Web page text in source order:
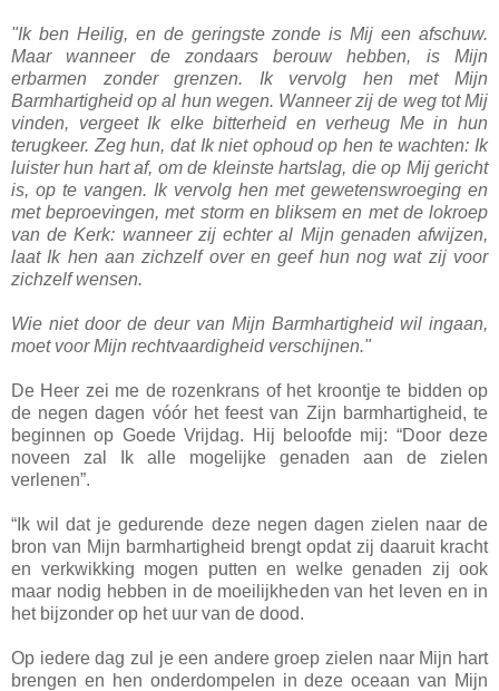
"Ik ben Heilig, en de geringste zonde is Mij een afschuw.
Maar wanneer de zondaars berouw hebben, is Mijn
erbarmen zonder grenzen. Ik vervolg hen met Mijn
Barmhartigheid op al hun wegen. Wanneer zij de weg tot Mij
vinden, vergeet Ik elke bitterheid en verheug Me in hun
terugkeer. Zeg hun, dat Ik niet ophoud op hen te wachten: Ik
luister hun hart af, om de kleinste hartslag, die op Mij gericht
is, op te vangen. Ik vervolg hen met gewetenswroeging en
met beproevingen, met storm en bliksem en met de lokroep
van de Kerk: wanneer zij echter al Mijn genaden afwijzen,
laat Ik hen aan zichzelf over en geef hun nog wat zij voor
zichzelf wensen.
Wie niet door de deur van Mijn Barmhartigheid wil ingaan,
moet voor Mijn rechtvaardigheid verschijnen."
De Heer zei me de rozenkrans of het kroontje te bidden op
de negen dagen vóór het feest van Zijn barmhartigheid, te
beginnen op Goede Vrijdag. Hij beloofde mij: “Door deze
noveen zal Ik alle mogelijke genaden aan de zielen
verlenen”.
“Ik wil dat je gedurende deze negen dagen zielen naar de
bron van Mijn barmhartigheid brengt opdat zij daaruit kracht
en verkwikking mogen putten en welke genaden zij ook
maar nodig hebben in de moeilijkheden van het leven en in
het bijzonder op het uur van de dood.
Op iedere dag zul je een andere groep zielen naar Mijn hart
brengen en hen onderdompelen in deze oceaan van Mijn